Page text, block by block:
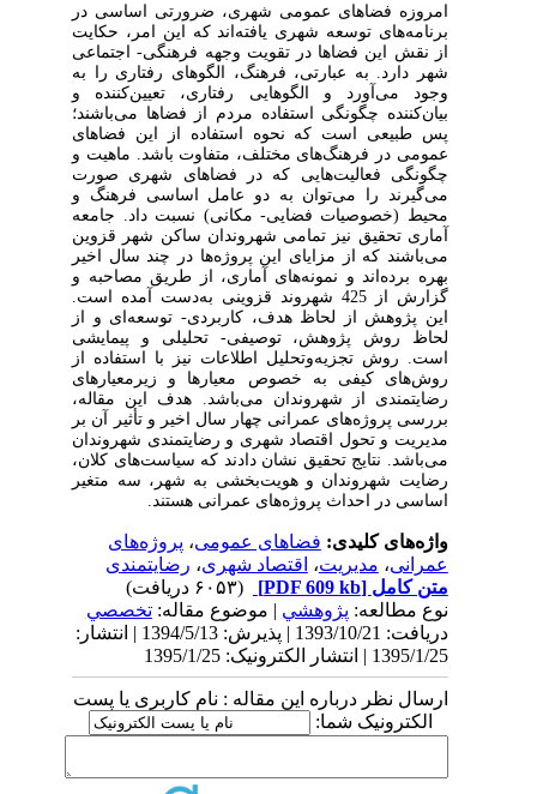
امروزه فضاهای عمومی شهری، ضرورتی اساسی در
برنامههای توسعه شهری یافته‌اند که این امر، حکایت
از نقش این فضاها در تقویت وجهه فرهنگی- اجتماعی
شهر دارد. به عبارتی، فرهنگ، الگوهای رفتاری را به
وجود می‌آورد و الگوهایی رفتاری، تعیینکننده و
بیانکننده چگونگی استفاده مردم از فضاها میباشند؛
پس طبیعی است که نحوه استفاده از این فضاهای
عمومی در فرهنگهای مختلف، متفاوت باشد. ماهیت و
چگونگی فعالیتهایی که در فضاهای شهری صورت
میگیرند را می‌توان به دو عامل اساسی فرهنگ و
محیط (خصوصیات فضایی- مکانی) نسبت داد. جامعه
آماری تحقیق نیز تمامی شهروندان ساکن شهر قزوین
می‌باشند که از مزایای این پروژه‌ها در چند سال اخیر
بهره برده‌اند و نمونه‌های آماری، از طریق مصاحبه و
گزارش از 425 شهروند قزوینی به‌دست آمده است.
این پژوهش از لحاظ هدف، کاربردی- توسعه‌ای و از
لحاظ روش پژوهش، توصیفی- تحلیلی و پیمایشی
است. روش تجزیه‌وتحلیل اطلاعات نیز با استفاده از
روش‌های کیفی به خصوص معیارها و زیرمعیارهای
رضایتمندی از شهروندان می‌باشد. هدف این مقاله،
بررسی پروژههای عمرانی چهار سال اخیر و تأثیر آن بر
مدیریت و تحول اقتصاد شهری و رضایتمندی شهروندان
می‌باشد. نتایج تحقیق نشان دادند که سیاست‌های کلان،
رضایت شهروندان و هویت‌بخشی به شهر، سه متغیر
اساسی در احداث پروژه‌های عمرانی هستند.
واژه‌های کلیدی:فضاهای عمومی،پروژه‌های
عمرانی،مدیریت،اقتصاد شهری،رضایتمندی
متن کامل[PDF 609 kb]
نوع مطالعه:پژوهشي| موضوع مقاله:تخصصي
دریافت: 1393/10/21 | پذیرش: 1394/5/13 | انتشار:
1395/1/25 | انتشار الکترونیک: 1395/1/25
ارسال نظر درباره این مقاله : نام کاربری یا پست
الکترونیک شما: